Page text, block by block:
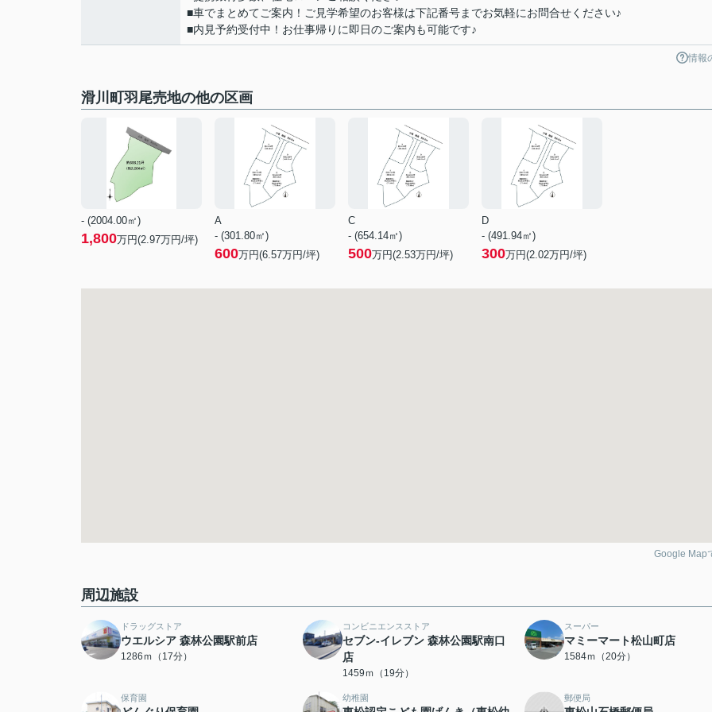
■車でまとめてご案内！ご見学希望のお客様は下記番号までお気軽にお問合せください♪
■内見予約受付中！お仕事帰りに即日のご案内も可能です♪
情報
滑川町羽尾売地の他の区画
- (2004.00㎡)
1,800万円(2.97万円/坪)
A
- (301.80㎡)
600万円(6.57万円/坪)
C
- (654.14㎡)
500万円(2.53万円/坪)
D
- (491.94㎡)
300万円(2.02万円/坪)
Google Map
周辺施設
ドラッグストア
ウエルシア 森林公園駅前店
1286ｍ（17分）
コンビニエンスストア
セブン‐イレブン 森林公園駅南口
店
1459ｍ（19分）
スーパー
マミーマート松山町店
1584ｍ（20分）
保育園 幼稚園 郵便局